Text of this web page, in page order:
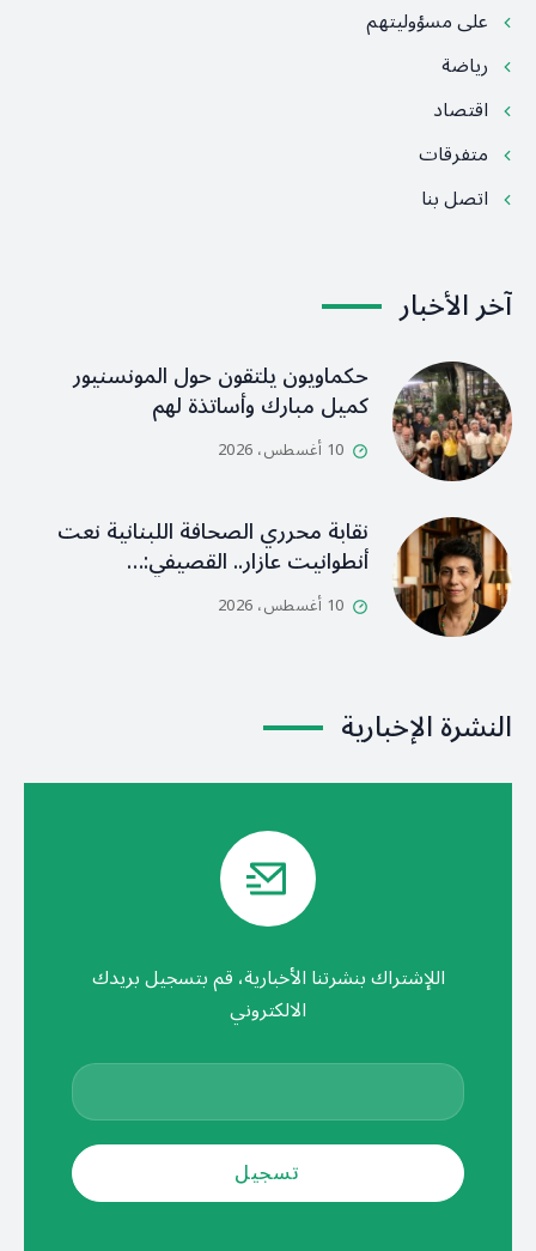
على مسؤوليتهم
رياضة
اقتصاد
متفرقات
اتصل بنا
آخر الأخبار
حكماويون يلتقون حول المونسنيور
كميل مبارك وأساتذة لهم
10 أغسطس، 2026
نقابة محرري الصحافة اللبنانية نعت
أنطوانيت عازار.. القصيفي:…
10 أغسطس، 2026
النشرة الإخبارية
اللإشتراك بنشرتنا الأخبارية، قم بتسجيل بريدك
الالكتروني